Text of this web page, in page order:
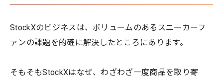
StockXのビジネスは、ボリュームのあるスニーカーフ
ァンの課題を的確に解決したところにあります。
そもそもStockXはなぜ、わざわざ一度商品を取り寄